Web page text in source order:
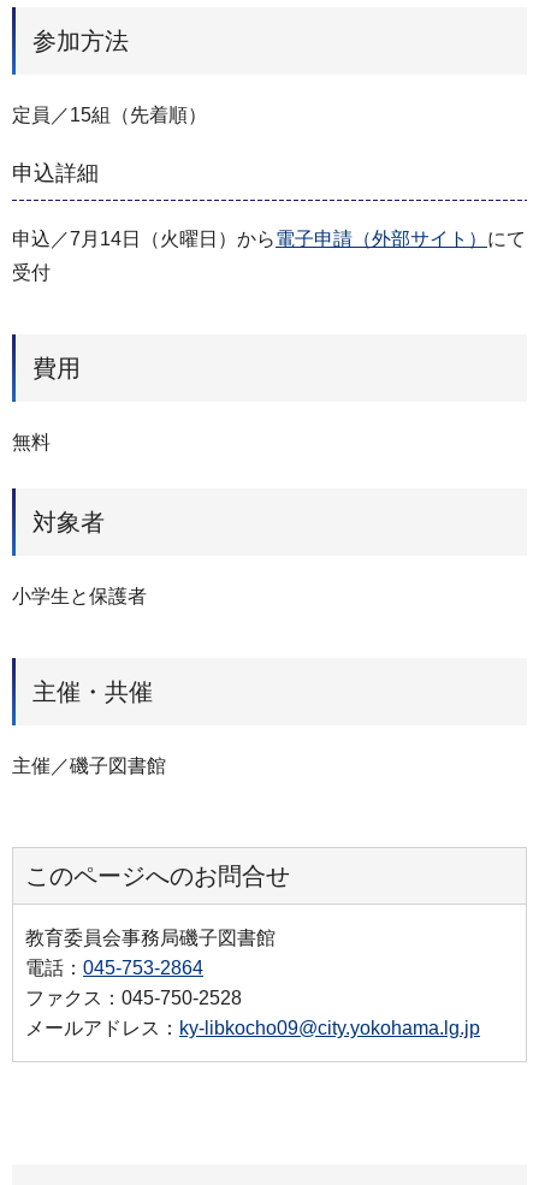
参加方法
定員／15組（先着順）
申込詳細
申込／7月14日（火曜日）から電子申請（外部サイト） にて
受付
費用
無料
対象者
小学生と保護者
主催・共催
主催／磯子図書館
このページへのお問合せ
教育委員会事務局磯子図書館
電話： 045-753-2864
ファクス：045-750-2528
メールアドレス： ky-libkocho09@city.yokohama.lg.jp